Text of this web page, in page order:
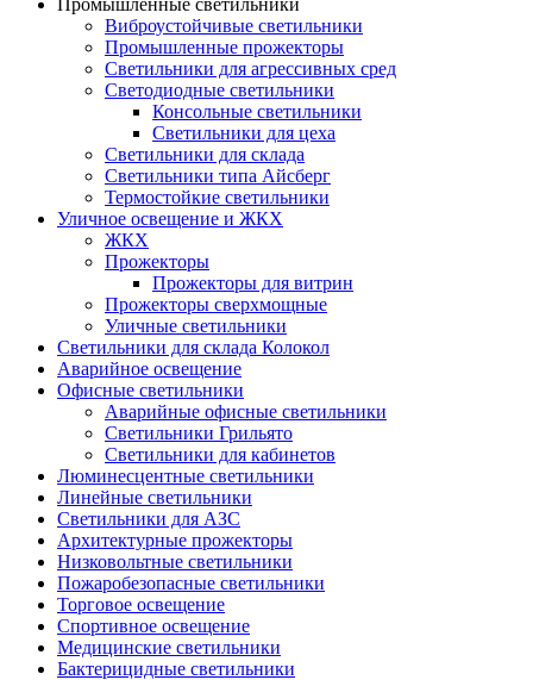
Виброустойчивые светильники
Промышленные прожекторы
Светильники для агрессивных сред
Светодиодные светильники
Консольные светильники
Светильники для цеха
Светильники для склада
Светильники типа Айсберг
Термостойкие светильники
Уличное освещение и ЖКХ
ЖКХ
Прожекторы
Прожекторы для витрин
Прожекторы сверхмощные
Уличные светильники
Светильники для склада Колокол
Аварийное освещение
Офисные светильники
Аварийные офисные светильники
Светильники Грильято
Светильники для кабинетов
Люминесцентные светильники
Линейные светильники
Светильники для АЗС
Архитектурные прожекторы
Низковольтные светильники
Пожаробезопасные светильники
Торговое освещение
Спортивное освещение
Медицинские светильники
Бактерицидные светильники